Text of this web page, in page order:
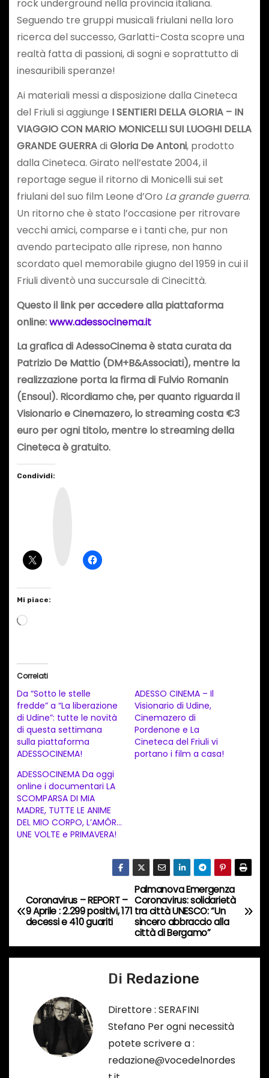
rock underground nella provincia italiana.
Seguendo tre gruppi musicali friulani nella loro
ricerca del successo, Garlatti-Costa scopre una
realtà fatta di passioni, di sogni e soprattutto di
inesauribili speranze!
Ai materiali messi a disposizione dalla Cineteca
del Friuli si aggiunge I SENTIERI DELLA GLORIA – IN
VIAGGIO CON MARIO MONICELLI SUI LUOGHI DELLA
GRANDE GUERRAdiGloria De Antoni, prodotto
dalla Cineteca. Girato nell’estate 2004, il
reportage segue il ritorno di Monicelli sui set
friulani del suo film Leone d’Oro La grande guerra.
Un ritorno che è stato l’occasione per ritrovare
vecchi amici, comparse e i tanti che, pur non
avendo partecipato alle riprese, non hanno
scordato quel memorabile giugno del 1959 in cui il
Friuli diventò una succursale di Cinecittà.
Questo il link per accedere alla piattaforma
online:www.adessocinema.it
La grafica di AdessoCinema è stata curata da
Patrizio De Mattio (DM+B&Associati), mentre la
realizzazione porta la firma di Fulvio Romanin
(Ensoul). Ricordiamo che, per quanto riguarda il
Visionario e Cinemazero, lo streaming costa €3
euro per ogni titolo, mentre lo streaming della
Cineteca è gratuito.
Condividi:
Mi piace:
C
a
m
e
n
t
o
i
n
c
o
…
Correlati
Da “Sotto le stelle
fredde” a “La liberazione
di Udine”: tutte le novità
di questa settimana
sulla piattaforma
ADESSOCINEMA!
ADESSO CINEMA – Il
Visionario di Udine,
Cinemazero di
Pordenone e La
Cineteca del Friuli vi
portano i film a casa!
ADESSOCINEMA Da oggi
online i documentari LA
SCOMPARSA DI MIA
MADRE, TUTTE LE ANIME
DEL MIO CORPO, L’AMÔR…
UNE VOLTE e PRIMAVERA!
N
a
v
Palmanova Emergenza
Coronavirus: solidarietà
tra città UNESCO: “Un
sincero abbraccio alla
città di Bergamo”
Coronavirus – REPORT –
9 Aprile : 2.299 positivi, 171
decessi e 410 guariti
Di Redazione
Direttore : SERAFINI
Stefano Per ogni necessità
potete scrivere a :
redazione@vocedelnordes